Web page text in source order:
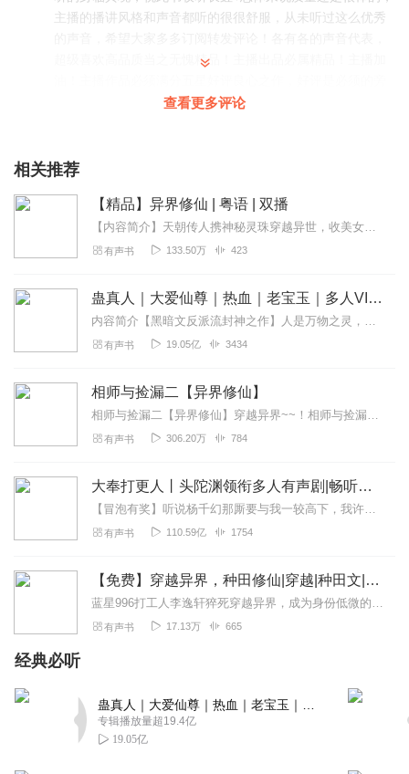
主播的播讲风格和声音都听的很很舒服，从未听过这么优秀
超级喜欢高品质当之无愧精品！主播出品必属精品！主播加
白吐字清晰渐入佳境，对白用心品质精良，听小说听整体本
崋老师
好听把每一个情节演绎的非常到位(*^ω^*)，喜欢喜欢
良的制作。让故事情节形象生动，栩栩如生，惟妙惟肖。才
听到前几集觉得很不错。不知道小说后面如何。唯一的就是
更新的太慢了。。每天天更新的确不够听啊。。。。真的超
很到位。希望很多人能够听到这部小说,爱了爱了,可以入这部
小说的坑!{\__/}( • - •)/つ💕好听笔芯ᶫᵒᵛᵉᵧₒᵤ 💕🌱☁️🌱☁
2021-04-22
舞影灬无踪
睡前听一听，背景音乐很催眠，永远就那一首 大家一起来好
最爱稻草人
写的收美女感觉好像很喜欢女人似的，看了才知道主角是个
萎缩男，就差阳痿了
查看更多评论
相关推荐
【精品】异界修仙 | 粤语 | 双播
【内容简介】天朝传人携神秘灵珠穿越异世，收美女，打天才，一路遨游修仙界……其实唔系甘简单，呢本野，讲的修仙界，好合逻辑，对战的敌人也好有智慧，剧情埋得好好，作者...
有声书 133.50万 423
蛊真人｜大爱仙尊｜热血｜老宝玉｜多人VIP免费有声剧
内容简介【黑暗文反派流封神之作】人是万物之灵，蛊是天地真精。一个穿越者不断重生的故事。一个养蛊、炼蛊、用蛊的奇特世界。配音组（男角色）老宝玉旁白...
有声书 19.05亿 3434
相师与捡漏二【异界修仙】
相师与捡漏二【异界修仙】穿越异界~~！相师与捡漏二【异界修仙】穿越异界~~！相师与捡漏二【异界修仙】穿越异界~~！相师与捡漏二【异界修仙】穿越异界~~！相师与捡...
有声书 306.20万 784
大奉打更人丨头陀渊领衔多人有声剧|畅听全集|王鹤棣、田曦薇主演影视剧原著|卖报小郎君
【冒泡有奖】听说杨千幻那厮要与我一较高下，我许七安要开始装叉了！快进入声音播放页戳下方输入框，冒个泡偷偷告诉我，我要用哪些诗词才能胜过他？说得好的，有赏！202...
有声书 110.59亿 1754
【免费】穿越异界，种田修仙|穿越|种田文|修仙
蓝星996打工人李逸轩猝死穿越异界，成为身份低微的五灵根灵农。虽因五灵根饱受嫌弃，但他仍沉迷种田修仙。穿越两月后，他发现收获灵植可获感悟，还能听到灵植心声。在邻...
有声书 17.13万 665
经典必听
专辑播放量超19.4亿
19.05亿